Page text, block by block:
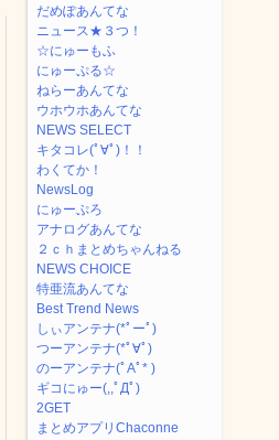
だめぽあんてな
ニュース★３つ！
☆にゅーもふ
にゅーぷる☆
ねらーあんてな
ウホウホあんてな
NEWS SELECT
キタコレ(ﾟ∀ﾟ)！！
わくてか！
NewsLog
にゅーぷろ
アナログあんてな
２ｃｈまとめちゃんねる
NEWS CHOICE
特亜流あんてな
Best Trend News
しぃアンテナ(*ﾟーﾟ)
つーアンテナ(*ﾟ∀ﾟ)
のーアンテナ(ﾟAﾟ* )
ギコにゅー(,,ﾟДﾟ)
2GET
まとめアプリChaconne